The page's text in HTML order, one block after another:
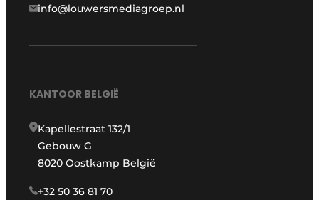
info@louwersmediagroep.nl
KANTOOR BELGIË
Kapellestraat 132/1
Gebouw G
8020 Oostkamp België
+32 50 36 81 70